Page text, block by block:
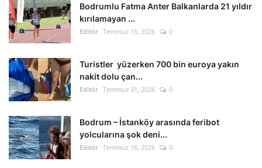
Bodrumlu Fatma Anter Balkanlarda 21 yıldır
kırılamayan ...
Editör Temmuz 15, 2026 0
Turistler yüzerken 700 bin euroya yakın
nakit dolu çan...
Editör Temmuz 31, 2026 0
Bodrum – İstanköy arasında feribot
yolcularına şok deni...
Editör Temmuz 16, 2026 0